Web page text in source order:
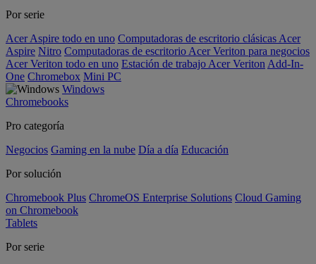
Por serie
Acer Aspire todo en uno Computadoras de escritorio clásicas Acer
Aspire Nitro Computadoras de escritorio Acer Veriton para negocios
Acer Veriton todo en uno Estación de trabajo Acer Veriton Add-In-
One Chromebox Mini PC
Windows
Chromebooks
Pro categoría
Negocios Gaming en la nube Día a día Educación
Por solución
Chromebook Plus ChromeOS Enterprise Solutions Cloud Gaming
on Chromebook
Tablets
Por serie